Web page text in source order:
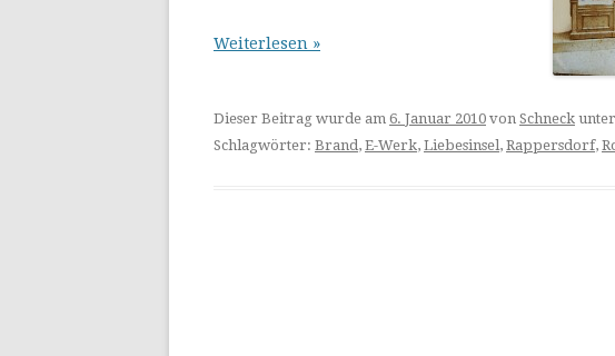
Weiterlesen »
Dieser Beitrag wurde am 6. Januar 2010 von Schneck unter
Schlagwörter: Brand, E-Werk, Liebesinsel, Rappersdorf,